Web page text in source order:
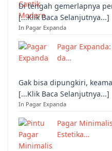
Di tengah gemerlapnya
[...Klik Baca Selanjutnya...]
In Pagar Expanda
Pagar
da…
Gak bisa dipungkiri,
[...Klik Baca Selanjutnya...]
In Pagar Expanda
Pagar
Estetika…